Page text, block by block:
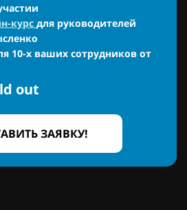
курс для руководителей
10-х ваших сотрудников от
out
ЗАЯВКУ!